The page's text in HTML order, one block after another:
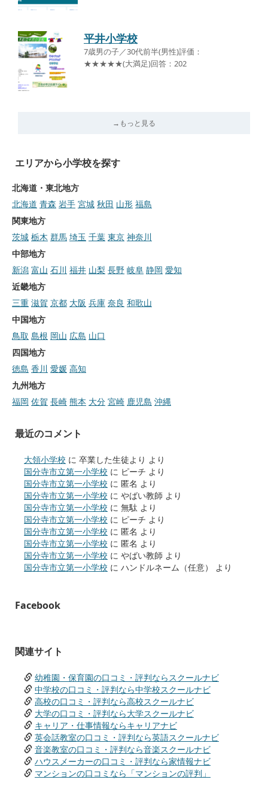
平井小学校
7歳男の子／30代前半(男性)評価：
★★★★★(大満足)回答：202
→もっと見る
エリアから小学校を探す
北海道・東北地方
北海道 青森 岩手 宮城 秋田 山形 福島
関東地方
茨城 栃木 群馬 埼玉 千葉 東京 神奈川
中部地方
新潟 富山 石川 福井 山梨 長野 岐阜 静岡 愛知
近畿地方
三重 滋賀 京都 大阪 兵庫 奈良 和歌山
中国地方
鳥取 島根 岡山 広島 山口
四国地方
徳島 香川 愛媛 高知
九州地方
福岡 佐賀 長崎 熊本 大分 宮崎 鹿児島 沖縄
最近のコメント
大領小学校 に 卒業した生徒より より
国分寺市立第一小学校 に ピーチ より
国分寺市立第一小学校 に 匿名 より
国分寺市立第一小学校 に やばい教師 より
国分寺市立第一小学校 に 無駄 より
国分寺市立第一小学校 に ピーチ より
国分寺市立第一小学校 に 匿名 より
国分寺市立第一小学校 に 匿名 より
国分寺市立第一小学校 に やばい教師 より
国分寺市立第一小学校 に ハンドルネーム（任意） より
Facebook
関連サイト
幼稚園・保育園の口コミ・評判ならスクールナビ
中学校の口コミ・評判なら中学校スクールナビ
高校の口コミ・評判なら高校スクールナビ
大学の口コミ・評判なら大学スクールナビ
キャリア・仕事情報ならキャリアナビ
英会話教室の口コミ・評判なら英語スクールナビ
音楽教室の口コミ・評判なら音楽スクールナビ
ハウスメーカーの口コミ・評判なら家情報ナビ
マンションの口コミなら「マンションの評判」